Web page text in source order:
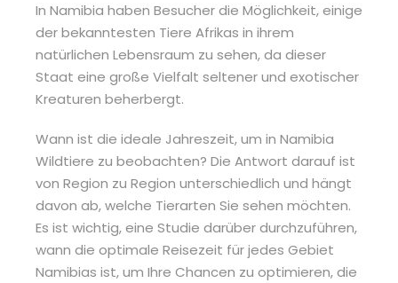
In Namibia haben Besucher die Möglichkeit, einige
der bekanntesten Tiere Afrikas in ihrem
natürlichen Lebensraum zu sehen, da dieser
Staat eine große Vielfalt seltener und exotischer
Kreaturen beherbergt.
Wann ist die ideale Jahreszeit, um in Namibia
Wildtiere zu beobachten? Die Antwort darauf ist
von Region zu Region unterschiedlich und hängt
davon ab, welche Tierarten Sie sehen möchten.
Es ist wichtig, eine Studie darüber durchzuführen,
wann die optimale Reisezeit für jedes Gebiet
Namibias ist, um Ihre Chancen zu optimieren, die